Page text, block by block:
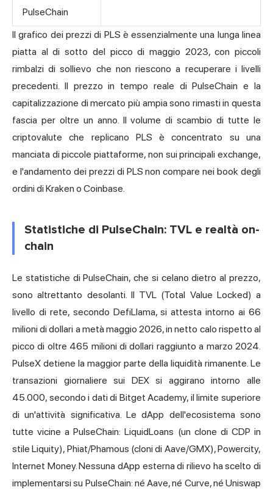
PulseChain
Il grafico dei prezzi di PLS è essenzialmente una lunga linea
piatta al di sotto del picco di maggio 2023, con piccoli
rimbalzi di sollievo che non riescono a recuperare i livelli
precedenti. Il prezzo in tempo reale di PulseChain e la
capitalizzazione di mercato più ampia sono rimasti in questa
fascia per oltre un anno. Il volume di scambio di tutte le
criptovalute che replicano PLS è concentrato su una
manciata di piccole piattaforme, non sui principali exchange,
e l'andamento dei prezzi di PLS non compare nei book degli
ordini di Kraken o Coinbase.
Statistiche di PulseChain: TVL e realtà on-
chain
Le statistiche di PulseChain, che si celano dietro al prezzo,
sono altrettanto desolanti. Il TVL (Total Value Locked) a
livello di rete, secondo DefiLlama, si attesta intorno ai 66
milioni di dollari a metà maggio 2026, in netto calo rispetto al
picco di oltre 465 milioni di dollari raggiunto a marzo 2024.
PulseX detiene la maggior parte della liquidità rimanente. Le
transazioni giornaliere sui DEX si aggirano intorno alle
45.000, secondo i dati di Bitget Academy, il limite superiore
di un'attività significativa. Le dApp dell'ecosistema sono
tutte vicine a PulseChain: LiquidLoans (un clone di CDP in
stile Liquity), Phiat/Phamous (cloni di Aave/GMX), Powercity,
Internet Money. Nessuna dApp esterna di rilievo ha scelto di
implementarsi su PulseChain: né Aave, né Curve, né Uniswap